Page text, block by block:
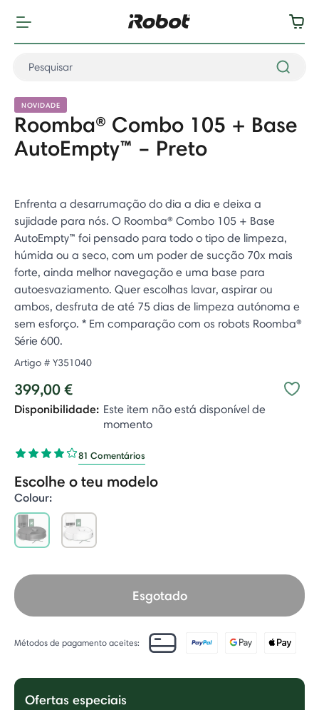
NOVIDADE
Roomba® Combo 105 + Base
AutoEmpty™ – Preto
Enfrenta a desarrumação do dia a dia e deixa a
sujidade para nós. O Roomba® Combo 105 + Base
AutoEmpty™ foi pensado para todo o tipo de limpeza,
húmida ou a seco, com um poder de sucção 70x mais
forte, ainda melhor navegação e uma base para
autoesvaziamento. Quer escolhas lavar, aspirar ou
ambos, desfruta de até 75 dias de limpeza autónoma e
sem esforço. * Em comparação com os robots Roomba®
Série 600.
Artigo # Y351040
399,00 €
Disponibilidade: Este item não está disponível de
momento
81 Comentários
Escolhe o teu modelo
Colour:
Esgotado
Métodos de pagamento aceites:
Ofertas especiais